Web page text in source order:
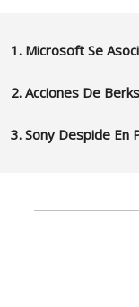
1. Microsoft Se
2. Acciones De
3. Sony Despide En